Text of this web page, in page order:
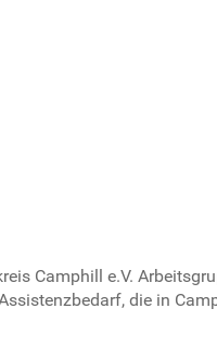
Camphill e.V.
die in